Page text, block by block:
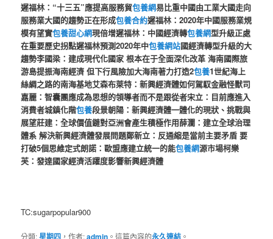
遲福林：“十三五”應提高服務貿包養網易比重中國由工業大國走向
服務業大國的趨勢正在形成包養合約遲福林：2020年中國服務業規
模有望實包養甜心網現倍增遲福林：中國經濟轉包養網型升級正處
在重要歷史拐點遲福林預測2020年中包養網站國經濟轉型升級的大
趨勢李國梁：建成現代化國家 根本在于全面深化改革 海南國際旅
游島提振海南經濟 但下行風險加大海南著力打造2包養1世紀海上
絲綢之路的南海基地艾森布萊特：新興經濟體如何駕馭金融怪獸司
嘉麗：智囊團應成為思想的領導者而不是跟從者宋立：目前應進入
消費者城鎮化階包養段景朝陽：新興經濟體一體化的現狀、挑戰與
展望莊建：全球價值鏈對亞洲會產生積極作用薛瀾：建立全球治理
體系 解決新興經濟體發展問題鄭新立：反通縮是當前主要矛盾 要
打破5個思維定式朗諾：歐盟應建立統一的能包養網源市場柯樂
芙：發達國家經濟活躍度影響新興經濟體
TC:sugarpopular900
分類:星期四 ，作者:admin 。這篇內容的永久連結 。